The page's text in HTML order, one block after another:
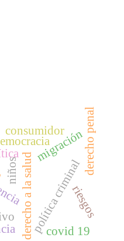
migración
derecho a la saludpolítica criminal
derecho penal
consumidor
riesgos
niños
covid 19